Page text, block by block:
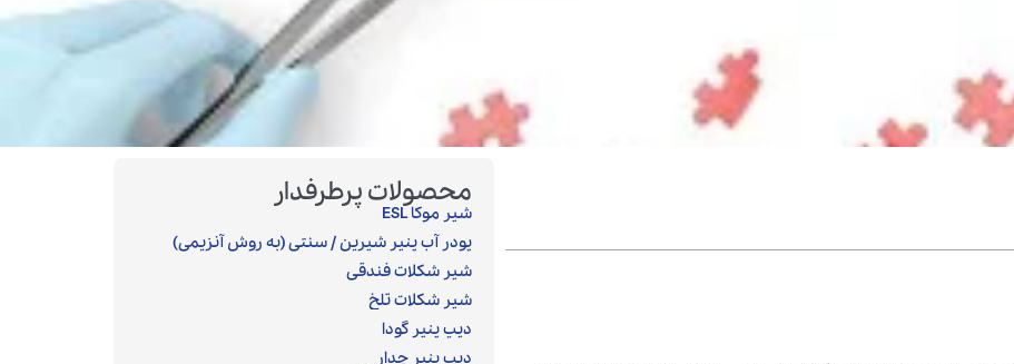
محصولات پرطرفدار
شیر موکا ESL
پودر آب پنیر شیرین / سنتی (به روش آنزیمی)‎
شیر شکلات فندقی
شیر شکلات تلخ
دیپ پنیر گودا
دیپ پنیر چدار